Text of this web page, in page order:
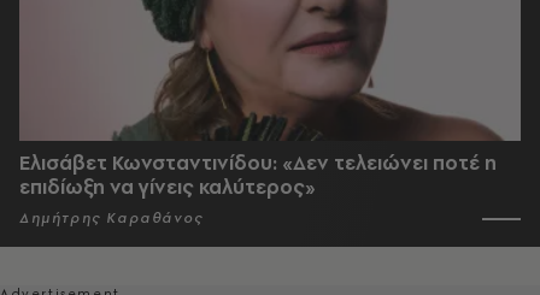
Ελισάβετ Κωνσταντινίδου: «Δεν τελειώνει ποτέ η
επιδίωξη να γίνεις καλύτερος»
Δημήτρης Καραθάνος